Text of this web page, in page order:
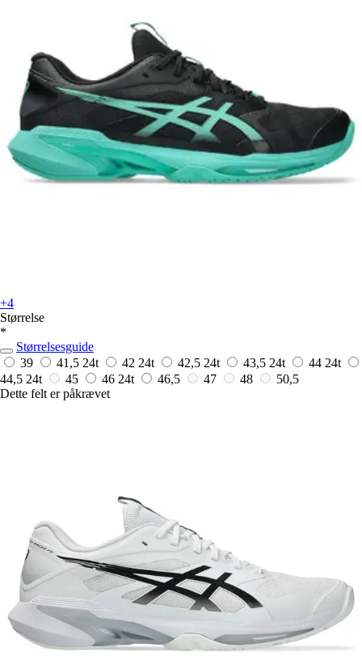
+4
Størrelse
*
Størrelsesguide
39
41,5 24t 42 24t 42,5 24t 43,5 24t 44 24t
44,5 24t 45 46 24t 46,5 47 48
50,5
Dette felt er påkrævet